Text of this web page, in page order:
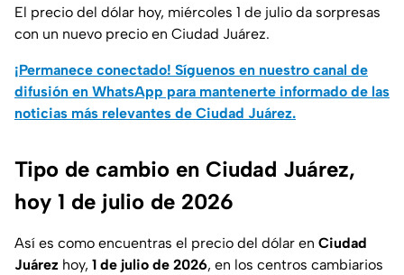
El precio del dólar hoy, miércoles 1 de julio da sorpresas
con un nuevo precio en Ciudad Juárez.
¡Permanece conectado! Síguenos en nuestro canal de
difusión en WhatsApp para mantenerte informado de las
noticias más relevantes de Ciudad Juárez.
Tipo de cambio en Ciudad Juárez,
hoy 1 de julio de 2026
Así es como encuentras el precio del dólar en Ciudad
Juárez hoy, 1 de julio de 2026, en los centros cambiarios